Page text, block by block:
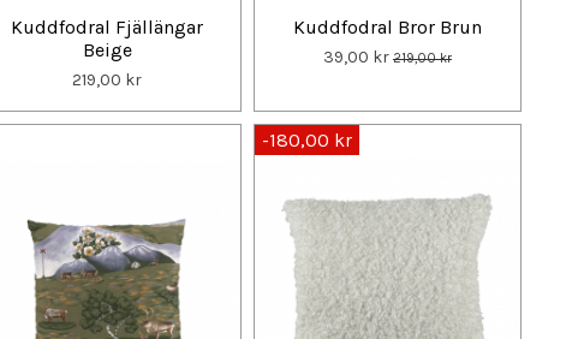
Kuddfodral Fjällängar
Beige
219,00 kr
Kuddfodral Bror Brun
39,00 kr 219,00 kr
-180,00 kr